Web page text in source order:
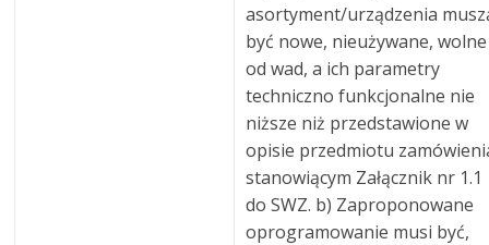
asortyment/urządzenia
być nowe, nieużywane, wolne
od wad, a ich parametry
techniczno funkcjonalne nie
niższe niż przedstawione w
opisie przedmiotu
stanowiącym Załącznik nr 1.1
do SWZ. b) Zaproponowane
oprogramowanie musi być,